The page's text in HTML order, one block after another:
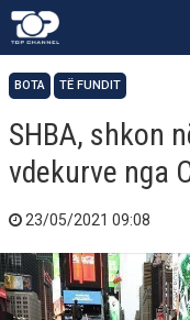
BOTA TË FUNDIT
SHBA, shkon
vdekurve nga
23/05/2021 09:08